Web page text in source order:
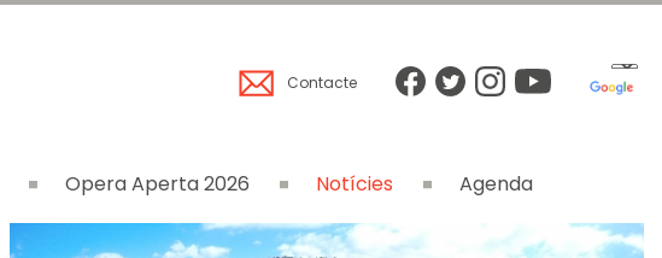
Contacte
Opera Aperta 2026 Notícies
Agenda